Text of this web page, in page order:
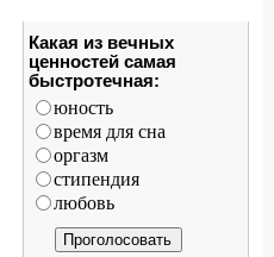
Какая из вечных
ценностей самая
быстротечная:
юность
время для сна
оргазм
стипендия
любовь